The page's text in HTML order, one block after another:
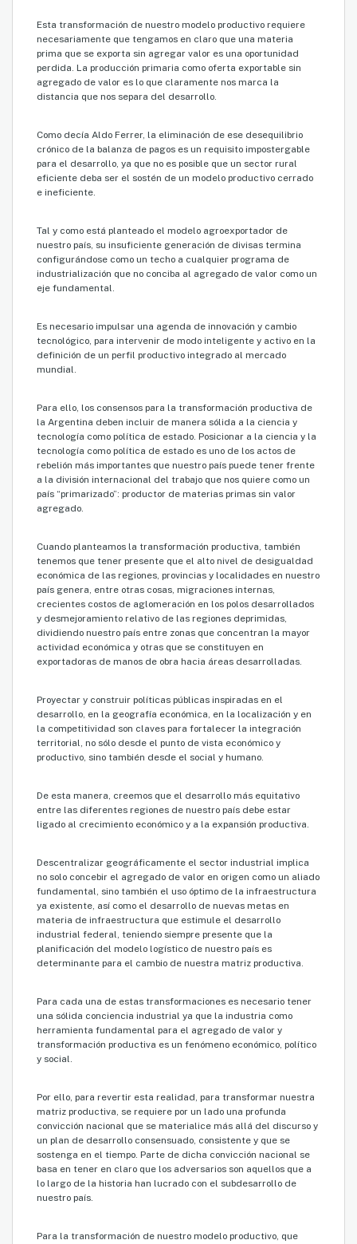
Esta transformación de nuestro modelo productivo requiere
necesariamente que tengamos en claro que una materia
prima que se exporta sin agregar valor es una oportunidad
perdida. La producción primaria como oferta exportable sin
agregado de valor es lo que claramente nos marca la
distancia que nos separa del desarrollo.
Como decía Aldo Ferrer, la eliminación de ese desequilibrio
crónico de la balanza de pagos es un requisito impostergable
para el desarrollo, ya que no es posible que un sector rural
eficiente deba ser el sostén de un modelo productivo cerrado
e ineficiente.
Tal y como está planteado el modelo agroexportador de
nuestro país, su insuficiente generación de divisas termina
configurándose como un techo a cualquier programa de
industrialización que no conciba al agregado de valor como un
eje fundamental.
Es necesario impulsar una agenda de innovación y cambio
tecnológico, para intervenir de modo inteligente y activo en la
definición de un perfil productivo integrado al mercado
mundial.
Para ello, los consensos para la transformación productiva de
la Argentina deben incluir de manera sólida a la ciencia y
tecnología como política de estado. Posicionar a la ciencia y la
tecnología como política de estado es uno de los actos de
rebelión más importantes que nuestro país puede tener frente
a la división internacional del trabajo que nos quiere como un
país “primarizado”: productor de materias primas sin valor
agregado.
Cuando planteamos la transformación productiva, también
tenemos que tener presente que el alto nivel de desigualdad
económica de las regiones, provincias y localidades en nuestro
país genera, entre otras cosas, migraciones internas,
crecientes costos de aglomeración en los polos desarrollados
y desmejoramiento relativo de las regiones deprimidas,
dividiendo nuestro país entre zonas que concentran la mayor
actividad económica y otras que se constituyen en
exportadoras de manos de obra hacia áreas desarrolladas.
Proyectar y construir políticas públicas inspiradas en el
desarrollo, en la geografía económica, en la localización y en
la competitividad son claves para fortalecer la integración
territorial, no sólo desde el punto de vista económico y
productivo, sino también desde el social y humano.
De esta manera, creemos que el desarrollo más equitativo
entre las diferentes regiones de nuestro país debe estar
ligado al crecimiento económico y a la expansión productiva.
Descentralizar geográficamente el sector industrial implica
no solo concebir el agregado de valor en origen como un aliado
fundamental, sino también el uso óptimo de la infraestructura
ya existente, así como el desarrollo de nuevas metas en
materia de infraestructura que estimule el desarrollo
industrial federal, teniendo siempre presente que la
planificación del modelo logístico de nuestro país es
determinante para el cambio de nuestra matriz productiva.
Para cada una de estas transformaciones es necesario tener
una sólida conciencia industrial ya que la industria como
herramienta fundamental para el agregado de valor y
transformación productiva es un fenómeno económico, político
y social.
Por ello, para revertir esta realidad, para transformar nuestra
matriz productiva, se requiere por un lado una profunda
convicción nacional que se materialice más allá del discurso y
un plan de desarrollo consensuado, consistente y que se
sostenga en el tiempo. Parte de dicha convicción nacional se
basa en tener en claro que los adversarios son aquellos que a
lo largo de la historia han lucrado con el subdesarrollo de
nuestro país.
Para la transformación de nuestro modelo productivo, que